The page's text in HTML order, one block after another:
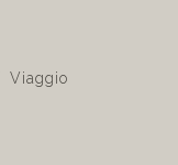
Viaggio